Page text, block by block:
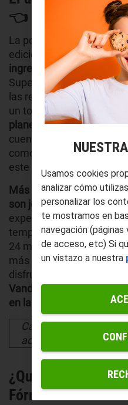
👈
La popularidad de la
edición.
En la
ingresos cercanos a los
Superando en un 50% a
las redes sociales
un total de
850 millones
planeta . Cifras muy
cuenta que algunas de
como Mercedes y
este año.
Más de dos tercios de
son jóvenes de menos
expectativas de
temporada 2019-2020
24 monoplazas, lo que
más amplia de toda su
disfrutar con pilotos del
Vandoorne
antiguo
en la F1 con McLaren
.
Cada año la Fórmula E
adepto
¿Qué velocidad
Fórmula E? 🏎️
Usamos cookies
analizar cómo
personalizar los
te mostramos en
navegación
de acceso, etc) Si
un vistazo a nuestra